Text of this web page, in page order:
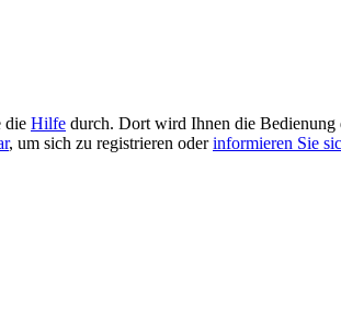
die Hilfe durch. Dort wird Ihnen die Bedienung
, um sich zu registrieren oderinformieren Sie